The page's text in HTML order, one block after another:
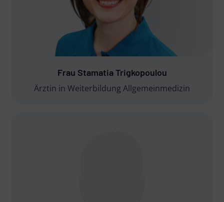
Frau Stamatia Trigkopoulou
Ärztin in Weiterbildung Allgemeinmedizin